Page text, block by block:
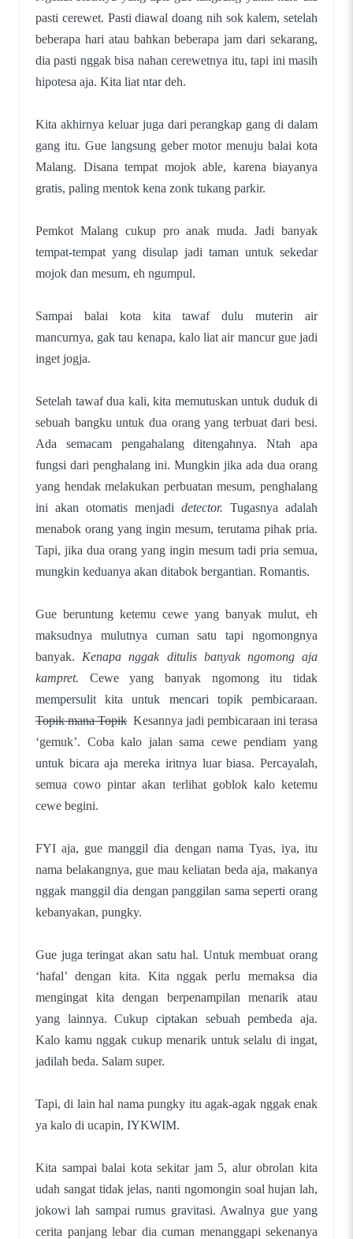
pasti cerewet. Pasti diawal doang nih sok kalem, setelah
beberapa hari atau bahkan beberapa jam dari sekarang,
dia pasti nggak bisa nahan cerewetnya itu, tapi ini masih
hipotesa aja. Kita liat ntar deh.
Kita akhirnya keluar juga dari perangkap gang di dalam
gang itu. Gue langsung geber motor menuju balai kota
Malang. Disana tempat mojok able, karena biayanya
gratis, paling mentok kena zonk tukang parkir.
Pemkot Malang cukup pro anak muda. Jadi banyak
tempat-tempat yang disulap jadi taman untuk sekedar
mojok dan mesum, eh ngumpul.
Sampai balai kota kita tawaf dulu muterin air
mancurnya, gak tau kenapa, kalo liat air mancur gue jadi
inget jogja.
Setelah tawaf dua kali, kita memutuskan untuk duduk di
sebuah bangku untuk dua orang yang terbuat dari besi.
Ada semacam pengahalang ditengahnya. Ntah apa
fungsi dari penghalang ini. Mungkin jika ada dua orang
yang hendak melakukan perbuatan mesum, penghalang
ini akan otomatis menjadi detector. Tugasnya adalah
menabok orang yang ingin mesum, terutama pihak pria.
Tapi, jika dua orang yang ingin mesum tadi pria semua,
mungkin keduanya akan ditabok bergantian. Romantis.
Gue beruntung ketemu cewe yang banyak mulut, eh
maksudnya mulutnya cuman satu tapi ngomongnya
banyak. Kenapa nggak ditulis banyak ngomong aja
kampret. Cewe yang banyak ngomong itu tidak
mempersulit kita untuk mencari topik pembicaraan.
Topik mana Topik Kesannya jadi pembicaraan ini terasa
‘gemuk’. Coba kalo jalan sama cewe pendiam yang
untuk bicara aja mereka iritnya luar biasa. Percayalah,
semua cowo pintar akan terlihat goblok kalo ketemu
cewe begini.
FYI aja, gue manggil dia dengan nama Tyas, iya, itu
nama belakangnya, gue mau keliatan beda aja, makanya
nggak manggil dia dengan panggilan sama seperti orang
kebanyakan, pungky.
Gue juga teringat akan satu hal. Untuk membuat orang
‘hafal’ dengan kita. Kita nggak perlu memaksa dia
mengingat kita dengan berpenampilan menarik atau
yang lainnya. Cukup ciptakan sebuah pembeda aja.
Kalo kamu nggak cukup menarik untuk selalu di ingat,
jadilah beda. Salam super.
Tapi, di lain hal nama pungky itu agak-agak nggak enak
ya kalo di ucapin, IYKWIM.
Kita sampai balai kota sekitar jam 5, alur obrolan kita
udah sangat tidak jelas, nanti ngomongin soal hujan lah,
jokowi lah sampai rumus gravitasi. Awalnya gue yang
cerita panjang lebar dia cuman menanggapi sekenanya